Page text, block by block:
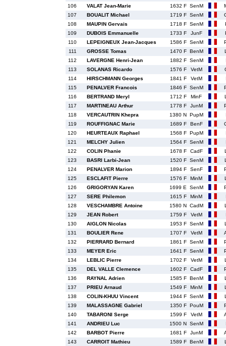
106
VALAT Jean-Marie 1632 F SenM
107
BOUALIT Michael 1719 F SenM
108
MAUPIN Gervais 1718 F SenM
109
DUBOIS Emmanuelle 1733 F JunF
110
LEPEIGNEUX Jean-Jacques 1586 F SenM
111
GROSSE Tomas 1470 F BenM
112
LAVERGNE Henri-Jean 1882 F SenM
113
SOLANAS Ricardo 1576 F VetM
114
HIRSCHMANN Georges 1841 F VetM
115
PENALVER Francois 1846 F SenM
116
BERTRAND Meryl 1712 F MinF
117
MARTINEAU Arthur 1778 F JunM
118
VERCAUTRIN Khepra 1380 N PupM
119
ROUFFIGNAC Marie 1689 F BenF
120
HEURTEAUX Raphael 1568 F PupM
121
MELCHY Julien 1564 F SenM
122
COLIN Phanie 1678 F CadF
123
BASRI Larbi-Jean 1520 F SenM
124
PENALVER Marion 1894 F SenF
125
ESCLAFIT Pierre 1576 F MinM
126
GRIGORYAN Karen 1699 E SenM
127
SERE Philemon 1615 F MinM
128
VESCHAMBRE Antoine 1580 N CadM
129
JEAN Robert 1759 F VetM
130
AIGLON Nicolas 1953 F SenM
131
BOULIER Rene 1707 F VetM
132
PIERRARD Bernard 1861 F SenM
133
MEYER Eric 1641 F SenM
134
LEBLIC Pierre 1702 F VetM
135
DEL VALLE Clemence 1602 F CadF
136
RAYNAL Adrien 1585 F BenM
137
PRIEU Arnaud 1549 F MinM
138
COLIN-KHUU Vincent 1944 F SenM
139
MALASSAGNE Gabriel 1350 F PouM
140
TABARONI Serge 1599 F VetM
141
ANDRIEU Luc 1500 N SenM
142
BARBOT Pierre 1681 F JunM
143
CARROIT Mathieu 1589 F BenM